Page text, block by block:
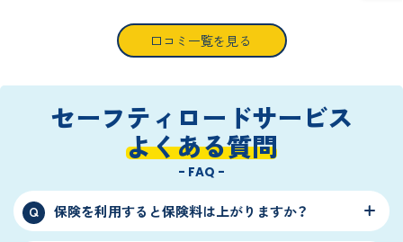
口コミ一覧を見る
セーフティロードサービス
よくある質問
- FAQ -
Q 保険を利用すると保険料は上がりますか？